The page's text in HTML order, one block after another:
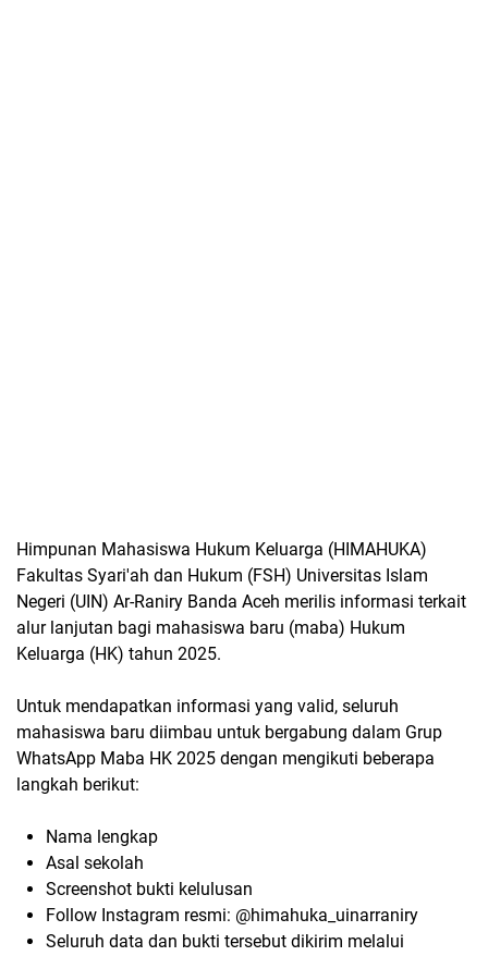
Himpunan Mahasiswa Hukum Keluarga (HIMAHUKA)
Fakultas Syari'ah dan Hukum (FSH) Universitas Islam
Negeri (UIN) Ar-Raniry Banda Aceh merilis informasi terkait
alur lanjutan bagi mahasiswa baru (maba) Hukum
Keluarga (HK) tahun 2025.
Untuk mendapatkan informasi yang valid, seluruh
mahasiswa baru diimbau untuk bergabung dalam Grup
WhatsApp Maba HK 2025 dengan mengikuti beberapa
langkah berikut:
Nama lengkap
Asal sekolah
Screenshot bukti kelulusan
Follow Instagram resmi: @himahuka_uinarraniry
Seluruh data dan bukti tersebut dikirim melalui